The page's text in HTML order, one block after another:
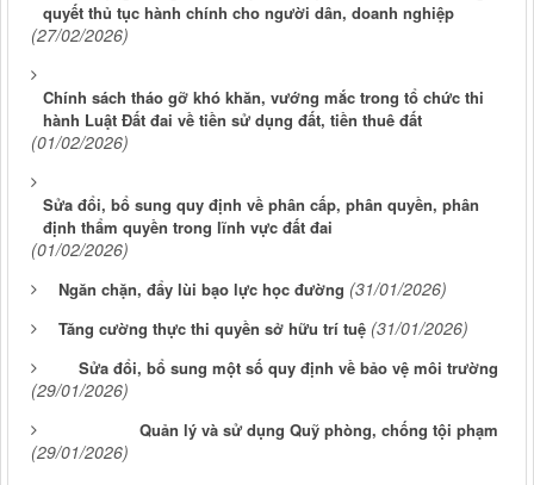
quyết thủ tục hành chính cho người dân, doanh nghiệp
(27/02/2026)
Chính sách tháo gỡ khó khăn, vướng mắc trong tổ chức thi
hành Luật Đất đai về tiền sử dụng đất, tiền thuê đất
(01/02/2026)
Sửa đổi, bổ sung quy định về phân cấp, phân quyền, phân
định thẩm quyền trong lĩnh vực đất đai
(01/02/2026)
Ngăn chặn, đẩy lùi bạo lực học đường (31/01/2026)
Tăng cường thực thi quyền sở hữu trí tuệ (31/01/2026)
Sửa đổi, bổ sung một số quy định về bảo vệ môi trường
(29/01/2026)
Quản lý và sử dụng Quỹ phòng, chống tội phạm
(29/01/2026)